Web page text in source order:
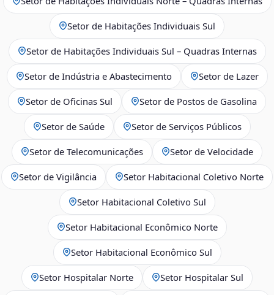
Setor de Habitações Individuais Sul
Setor de Habitações Individuais Sul – Quadras Internas
Setor de Indústria e Abastecimento Setor de Lazer
Setor de Oficinas Sul Setor de Postos de Gasolina
Setor de Saúde Setor de Serviços Públicos
Setor de Telecomunicações Setor de Velocidade
Setor de Vigilância Setor Habitacional Coletivo Norte
Setor Habitacional Coletivo Sul
Setor Habitacional Econômico Norte
Setor Habitacional Econômico Sul
Setor Hospitalar Norte Setor Hospitalar Sul